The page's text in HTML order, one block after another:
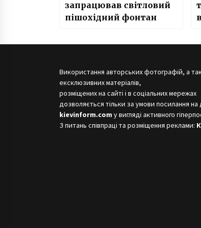
запрацював світловий
пішохідний фонтан
Використання авторських фотографій, а
ексклюзивних матеріалів,
розміщених на сайті і в соціальних мережах
дозволяється тільки за умови посилання
kievinform.com у вигляді активного
З питань співпраці та розміщення реклами: